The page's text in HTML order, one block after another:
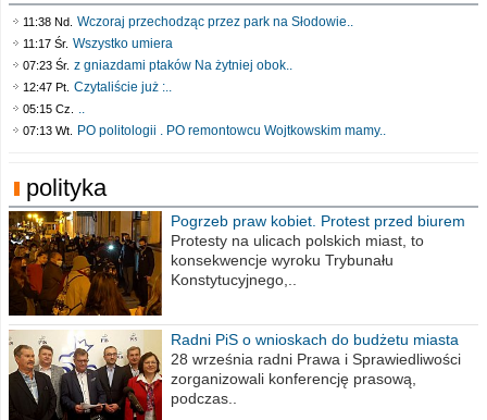
11:38 Nd. Wczoraj przechodząc przez park na Słodowie..
11:17 Śr. Wszystko umiera
07:23 Śr. z gniazdami ptaków Na żytniej obok..
12:47 Pt. Czytaliście już :..
05:15 Cz. ..
07:13 Wt. PO politologii . PO remontowcu Wojtkowskim mamy..
polityka
Pogrzeb praw kobiet. Protest przed biurem
poselskim PiS
Protesty na ulicach polskich miast, to
konsekwencje wyroku Trybunału
Konstytucyjnego,..
Radni PiS o wnioskach do budżetu miasta
na 2021 rok
28 września radni Prawa i Sprawiedliwości
zorganizowali konferencję prasową,
podczas..